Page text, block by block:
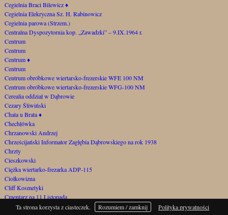
Cegielnia Braci Bilewicz♦
Cegielnia Elekryczna Sz. H. Rabinowicz
Cegielnia parowa (Strzem.)
Centralna Dyspozytornia kop. „Zawadzki” – 9.IX.1964 r.
Centrum
Centrum
Centrum♦
Centrum
Centrum obróbkowe wiertarsko-frezerskie WFE 100 NM
Centrum obróbkowe wiertarsko-frezerskie WFG-100 NM
Cerealia oddział w Dąbrowie
Cezary Śliwiński
Chata u Brata♦
Chechłówka
Chrzanowski Andrzej
Chrześcijański Informator Zagłębia Dąbrowskiego na rok 1938
Chrzty
Cieszkowski
Ciężka wiertarko-frezarka ADP-115
Ciołkowizna
Cliff Kosmetyki
Cmentarz na 11 Listopada
Cmentarz na Górce Gołonoskiej
Ta strona korzysta z ciasteczek. Rozumiem / zamknij Polityka prywatności